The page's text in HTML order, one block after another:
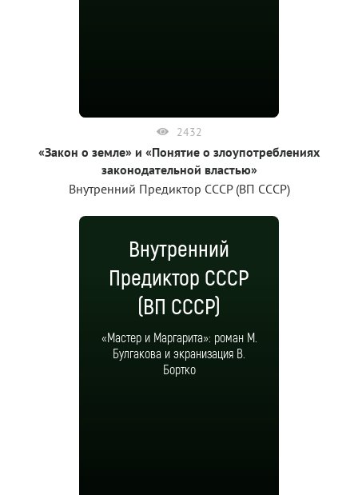
2432
«Закон о земле» и «Понятие о злоупотреблениях
законодательной властью»
Внутренний Предиктор СССР (ВП СССР)
Внутренний
Предиктор СССР
(ВП СССР)
«Мастер и Маргарита»: роман М.
Булгакова и экранизация В.
Бортко